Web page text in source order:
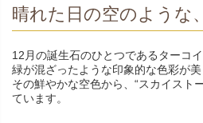
晴れた日の空のような
12月の誕生石のひとつであるターコ
緑が混ざったような印象的な色彩が美
その鮮やかな空色から、“スカイスト
ています。